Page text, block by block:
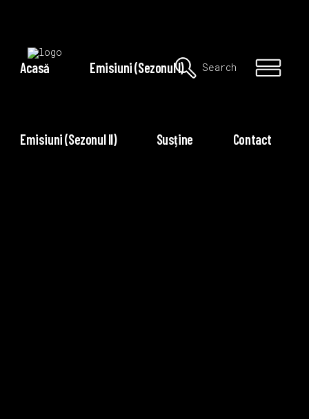
Acasă Emisiuni (Sezonul I)
Emisiuni (Sezonul II) Susține Contact
Search